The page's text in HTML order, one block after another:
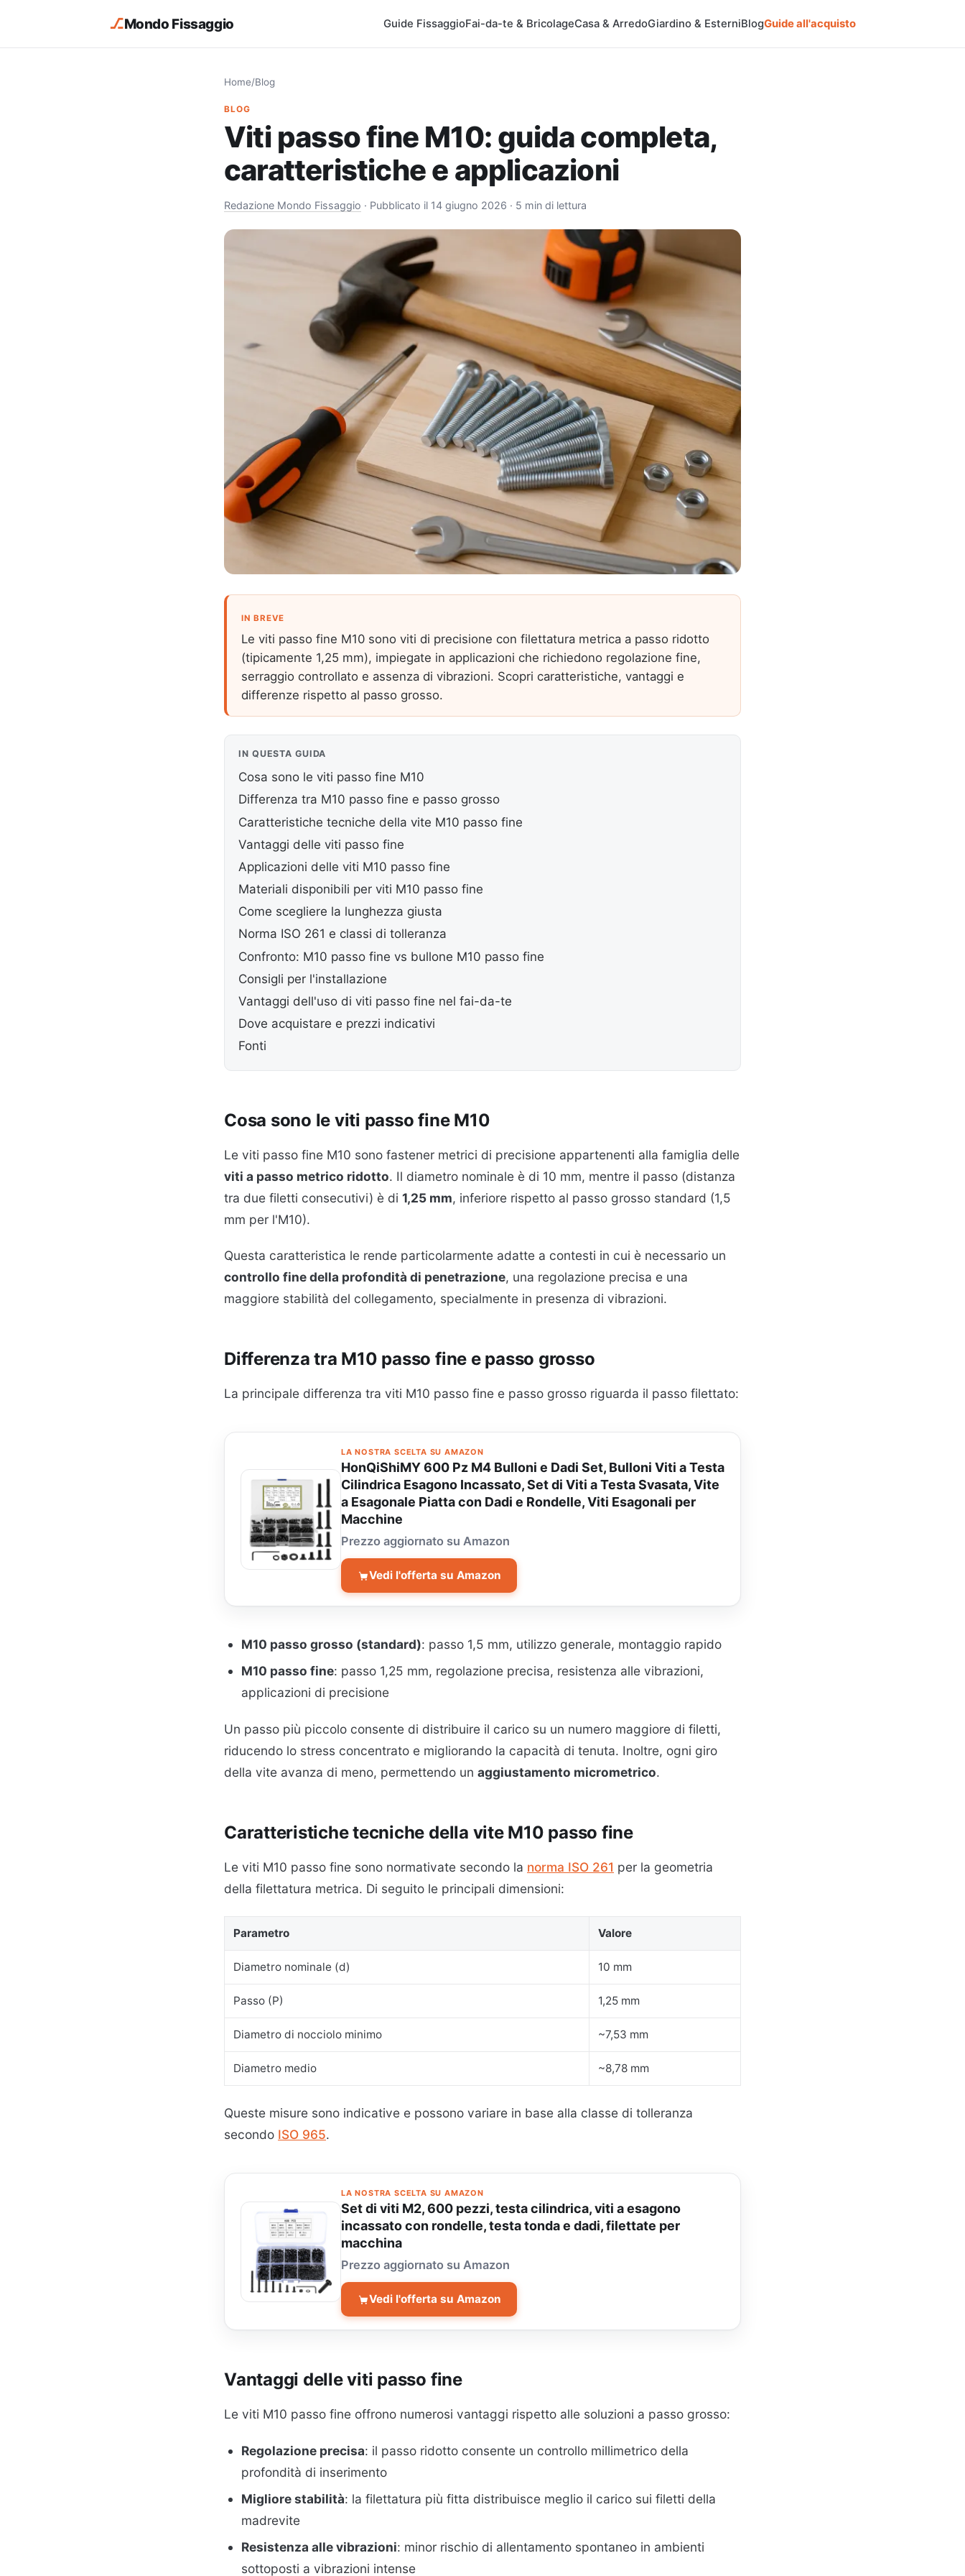
⎇Mondo Fissaggio Guide FissaggioFai-da-te & BricolageCasa & ArredoGiardino & EsterniBlogGuide all'acquisto
Home/Blog
BLOG
Viti passo fine M10: guida completa,
caratteristiche e applicazioni
Redazione Mondo Fissaggio · Pubblicato il 14 giugno 2026 · 5 min di lettura
IN BREVE
Le viti passo fine M10 sono viti di precisione con filettatura metrica a passo ridotto
(tipicamente 1,25 mm), impiegate in applicazioni che richiedono regolazione fine,
serraggio controllato e assenza di vibrazioni. Scopri caratteristiche, vantaggi e
differenze rispetto al passo grosso.
IN QUESTA GUIDA
Cosa sono le viti passo fine M10
Differenza tra M10 passo fine e passo grosso
Caratteristiche tecniche della vite M10 passo fine
Vantaggi delle viti passo fine
Applicazioni delle viti M10 passo fine
Materiali disponibili per viti M10 passo fine
Come scegliere la lunghezza giusta
Norma ISO 261 e classi di tolleranza
Confronto: M10 passo fine vs bullone M10 passo fine
Consigli per l'installazione
Vantaggi dell'uso di viti passo fine nel fai-da-te
Dove acquistare e prezzi indicativi
Fonti
Cosa sono le viti passo fine M10
Le viti passo fine M10 sono fastener metrici di precisione appartenenti alla famiglia delle
viti a passo metrico ridotto. Il diametro nominale è di 10 mm, mentre il passo (distanza
tra due filetti consecutivi) è di 1,25 mm, inferiore rispetto al passo grosso standard (1,5
mm per l'M10).
Questa caratteristica le rende particolarmente adatte a contesti in cui è necessario un
controllo fine della profondità di penetrazione, una regolazione precisa e una
maggiore stabilità del collegamento, specialmente in presenza di vibrazioni.
Differenza tra M10 passo fine e passo grosso
La principale differenza tra viti M10 passo fine e passo grosso riguarda il passo filettato:
LA NOSTRA SCELTA SU AMAZON
HonQiShiMY 600 Pz M4 Bulloni e Dadi Set, Bulloni Viti a Testa
Cilindrica Esagono Incassato, Set di Viti a Testa Svasata, Vite
a Esagonale Piatta con Dadi e Rondelle, Viti Esagonali per
Macchine
Prezzo aggiornato su Amazon
Vedi l'offerta su Amazon
M10 passo grosso (standard): passo 1,5 mm, utilizzo generale, montaggio rapido
M10 passo fine: passo 1,25 mm, regolazione precisa, resistenza alle vibrazioni,
applicazioni di precisione
Un passo più piccolo consente di distribuire il carico su un numero maggiore di filetti,
riducendo lo stress concentrato e migliorando la capacità di tenuta. Inoltre, ogni giro
della vite avanza di meno, permettendo un aggiustamento micrometrico.
Caratteristiche tecniche della vite M10 passo fine
Le viti M10 passo fine sono normativate secondo la norma ISO 261 per la geometria
della filettatura metrica. Di seguito le principali dimensioni:
Parametro Valore
Diametro nominale (d) 10 mm
Passo (P) 1,25 mm
Diametro di nocciolo minimo ~7,53 mm
Diametro medio ~8,78 mm
Queste misure sono indicative e possono variare in base alla classe di tolleranza
secondo ISO 965.
LA NOSTRA SCELTA SU AMAZON
Set di viti M2, 600 pezzi, testa cilindrica, viti a esagono
incassato con rondelle, testa tonda e dadi, filettate per
macchina
Prezzo aggiornato su Amazon
Vedi l'offerta su Amazon
Vantaggi delle viti passo fine
Le viti M10 passo fine offrono numerosi vantaggi rispetto alle soluzioni a passo grosso:
Regolazione precisa: il passo ridotto consente un controllo millimetrico della
profondità di inserimento
Migliore stabilità: la filettatura più fitta distribuisce meglio il carico sui filetti della
madrevite
Resistenza alle vibrazioni: minor rischio di allentamento spontaneo in ambienti
sottoposti a vibrazioni intense